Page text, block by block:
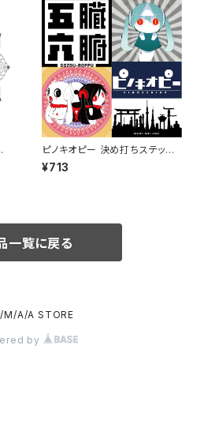
ピノキオピー 決め打ちステッカ
ーセット 2019
¥713
一覧に戻る
M/A/A STORE
by